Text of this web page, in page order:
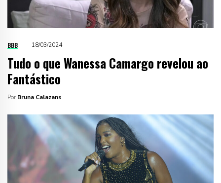
BBB 18/03/2024
Tudo o que Wanessa Camargo revelou ao
Fantástico
Por Bruna Calazans